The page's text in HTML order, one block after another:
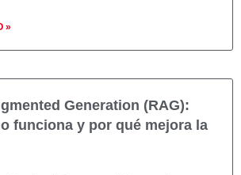
»
Generation (RAG):
funciona y por qué mejora la